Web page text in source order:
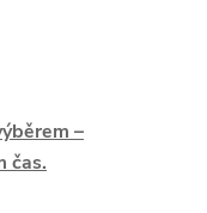
–
čas.